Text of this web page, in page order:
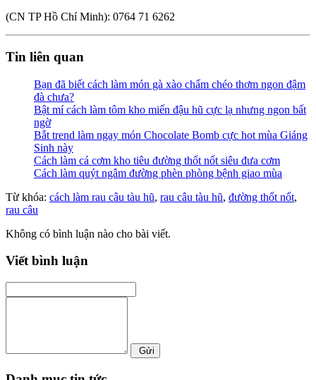
(CN TP Hồ Chí Minh): 0764 71 6262
Tin liên quan
Bạn đã biết cách làm món gà xào chẩm chéo thơm ngon đậm
đà chưa?
Bật mí cách làm tôm kho miến đậu hũ cực lạ nhưng ngon bất
ngờ
Bắt trend làm ngay món Chocolate Bomb cực hot mùa Giáng
Sinh này
Cách làm cá cơm kho tiêu đường thốt nốt siêu đưa cơm
Cách làm quýt ngâm đường phèn phòng bệnh giao mùa
Từ khóa: cách làm rau câu tàu hũ, rau câu tàu hũ, đường thốt nốt,
rau câu
Không có bình luận nào cho bài viết.
Viết bình luận
Gửi